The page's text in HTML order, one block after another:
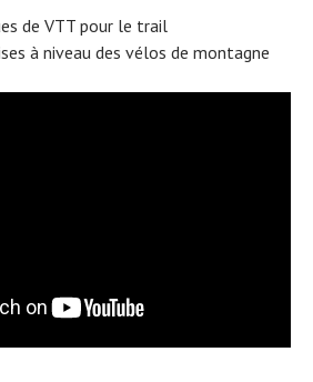
de VTT pour le trail
à niveau des vélos de montagne